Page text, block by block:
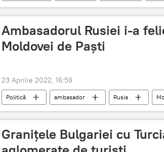
Ambasadorul Rusiei i-a
Moldovei de Paști
23 Aprilie 2022, 16:59
Politică ambasador Rusia
Granițele Bulgariei cu